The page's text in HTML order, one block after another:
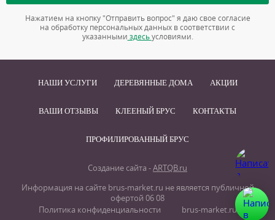
Нажатием на кнопку "Отправить вопрос" я даю свое согласие
на обработку персональных данных в соответствии с
указанными здесь условиями.
НАШИ УСЛУГИ ДЕРЕВЯННЫЕ ДОМА АКЦИИ
ВАШИ ОТЗЫВЫ КЛЕЕНЫЙ БРУС КОНТАКТЫ
ПРОФИЛИРОВАННЫЙ БРУС
Создание сайта -ARTQB.ru
Информация на сайте brus-market.ru не является публичной
офертой 06 08
Политика конфиденциальности
brus-market.ru